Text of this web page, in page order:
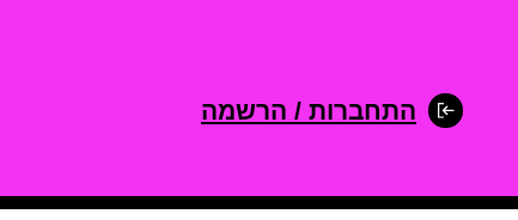
התחברות / הרשמה